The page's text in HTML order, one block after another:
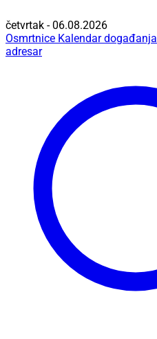
četvrtak - 06.08.2026
Osmrtnice Kalendar događanja
adresar